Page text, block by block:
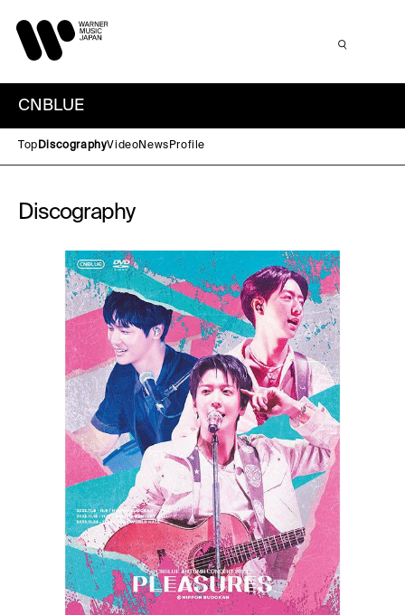
CNBLUE
Top DiscographyVideoNews Profile
Discography